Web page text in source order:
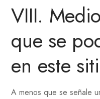
VIII.
que se
en este
A menos que se señale